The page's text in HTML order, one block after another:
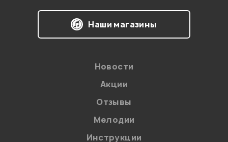
на обработку персональных данных в
Наши магазины
Новости
Акции
Отзывы
Мелодии
Инструкции